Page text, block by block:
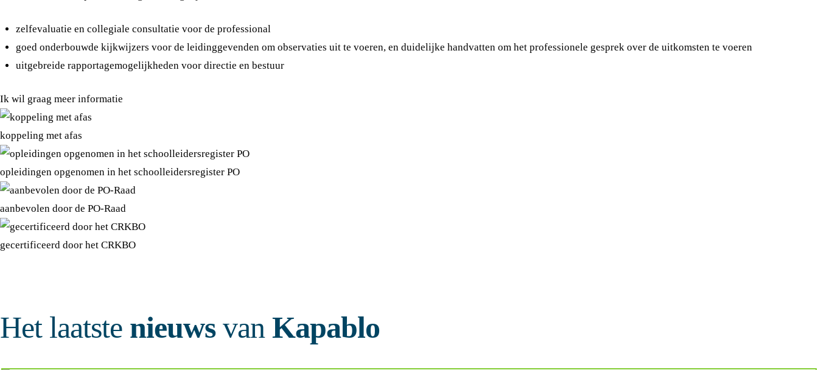
zelfevaluatie en collegiale consultatie voor de professional
goed onderbouwde kijkwijzers voor de leidinggevenden om observaties uit te voeren, en duidelijke handvatten om het professionele gesprek over de uitkomsten te voeren
uitgebreide rapportagemogelijkheden voor directie en bestuur
Ik wil graag meer informatie
koppeling met afas
opleidingen opgenomen in het schoolleidersregister PO
aanbevolen door de PO-Raad
gecertificeerd door het CRKBO
Het laatste nieuwsvan Kapablo